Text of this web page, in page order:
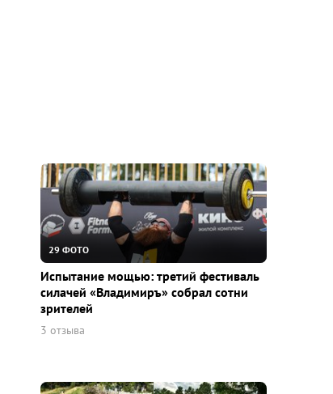
29 ФОТО
Испытание мощью: третий фестиваль
силачей «Владимиръ» собрал сотни
зрителей
3 отзыва